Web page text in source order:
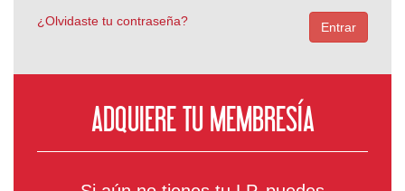
¿Olvidaste tu contraseña? Entrar
ADQUIERE TU MEMBRESÍA